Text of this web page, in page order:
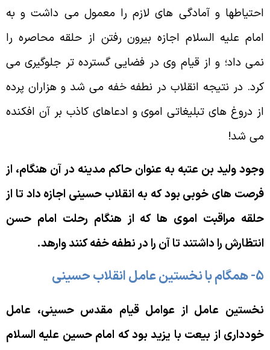
و آمادگى هاى لازم را معمول مى داشت و به
عليه السلام اجازه بيرون رفتن از حلقه محاصره را
داد؛ و از قيام وى در فضايى گسترده تر جلوگيرى مى
در نتيجه انقلاب در نطفه خفه مى شد و هزاران پرده
دروغ هاى تبليغاتى اموى و ادعاهاى كاذب بر آن افكنده
شد!
وليد بن عتبه به عنوان حاكم مدينه در آن هنگام، از
هاى خوبى بود كه به انقلاب حسينى اجازه داد تا از
مراقبت اموى ها كه از هنگام رحلت امام حسن
را داشتند تا آن را در نطفه خفه كنند وارهد.
عامل از عوامل قيام مقدس حسينى، عامل
از بيعت با يزيد بود كه امام حسين عليه السلام